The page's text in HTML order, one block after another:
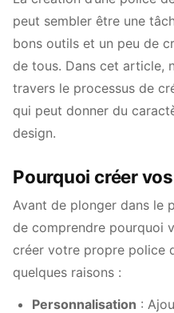
peut sembler être une
bons outils et un peu de
de tous. Dans cet article,
travers le processus de
qui peut donner du
design.
Pourquoi créer
Avant de plonger dans le
de comprendre pourquoi
créer votre propre police
quelques raisons :
Personnalisation :